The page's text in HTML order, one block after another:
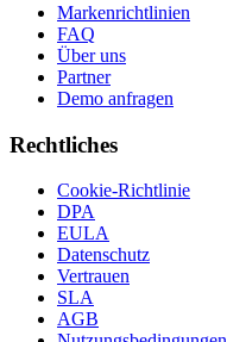
Markenrichtlinien
FAQ
Über uns
Partner
Demo anfragen
Rechtliches
Cookie-Richtlinie
DPA
EULA
Datenschutz
Vertrauen
SLA
AGB